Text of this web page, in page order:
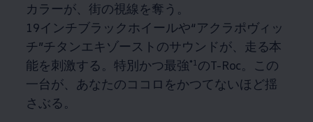
カラーが、街の視線を奪う。​
19インチブラックホイールや“アクラポヴィッ
チ”チタンエキゾーストのサウンドが、走る本
能を刺激する。​特別かつ最強*1 のT-Roc。この
一台が、あなたのココロをかつてないほど揺
さぶる。​